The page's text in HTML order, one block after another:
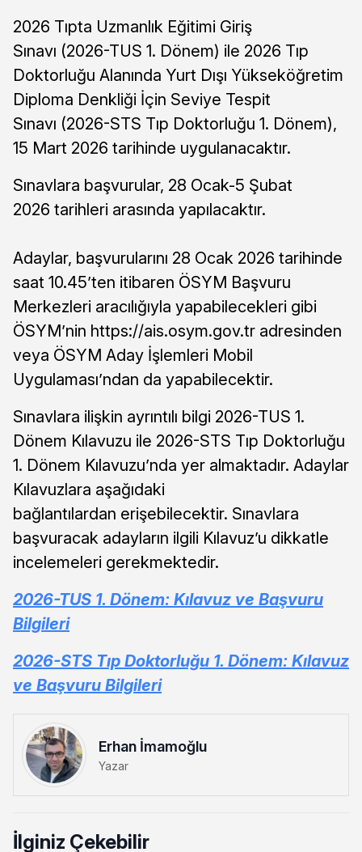
2026 Tıpta Uzmanlık Eğitimi Giriş
Sınavı (2026-TUS 1. Dönem) ile 2026 Tıp
Doktorluğu Alanında Yurt Dışı Yükseköğretim
Diploma Denkliği İçin Seviye Tespit
Sınavı (2026-STS Tıp Doktorluğu 1. Dönem),
15 Mart 2026 tarihinde uygulanacaktır.
Sınavlara başvurular, 28 Ocak-5 Şubat
2026 tarihleri arasında yapılacaktır.
Adaylar, başvurularını 28 Ocak 2026 tarihinde
saat 10.45’ten itibaren ÖSYM Başvuru
Merkezleri aracılığıyla yapabilecekleri gibi
ÖSYM’nin https://ais.osym.gov.tr adresinden
veya ÖSYM Aday İşlemleri Mobil
Uygulaması’ndan da yapabilecektir.
Sınavlara ilişkin ayrıntılı bilgi 2026-TUS 1.
Dönem Kılavuzu ile 2026-STS Tıp Doktorluğu
1. Dönem Kılavuzu’nda yer almaktadır. Adaylar
Kılavuzlara aşağıdaki
bağlantılardan erişebilecektir. Sınavlara
başvuracak adayların ilgili Kılavuz’u dikkatle
incelemeleri gerekmektedir.
2026-TUS 1. Dönem: Kılavuz ve Başvuru
Bilgileri
2026-STS Tıp Doktorluğu 1. Dönem: Kılavuz
ve Başvuru Bilgileri
Erhan İmamoğlu
Yazar
İlginiz Çekebilir